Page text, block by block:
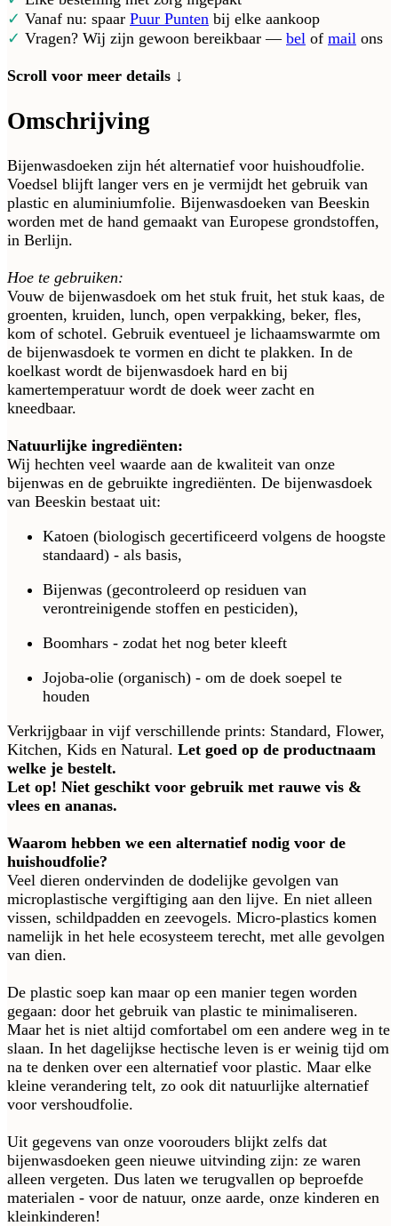
✓ Vanaf nu: spaar Puur Punten bij elke aankoop
✓ Vragen? Wij zijn gewoon bereikbaar — bel of mail ons
Scroll voor meer details ↓
Omschrijving
Bijenwasdoeken zijn hét alternatief voor huishoudfolie.
Voedsel blijft langer vers en je vermijdt het gebruik van
plastic en aluminiumfolie. Bijenwasdoeken van Beeskin
worden met de hand gemaakt van Europese grondstoffen,
in Berlijn.
Hoe te gebruiken:
Vouw de bijenwasdoek om het stuk fruit, het stuk kaas, de
groenten, kruiden, lunch, open verpakking, beker, fles,
kom of schotel. Gebruik eventueel je lichaamswarmte om
de bijenwasdoek te vormen en dicht te plakken. In de
koelkast wordt de bijenwasdoek hard en bij
kamertemperatuur wordt de doek weer zacht en
kneedbaar.
Natuurlijke ingrediënten:
Wij hechten veel waarde aan de kwaliteit van onze
bijenwas en de gebruikte ingrediënten. De bijenwasdoek
van Beeskin bestaat uit:
Katoen (biologisch gecertificeerd volgens de hoogste
standaard) - als basis,
Bijenwas (gecontroleerd op residuen van
verontreinigende stoffen en pesticiden),
Boomhars - zodat het nog beter kleeft
Jojoba-olie (organisch) - om de doek soepel te
houden
Verkrijgbaar in vijf verschillende prints: Standard, Flower,
Kitchen, Kids en Natural. Let goed op de productnaam
welke je bestelt.
Let op! Niet geschikt voor gebruik met rauwe vis &
vlees en ananas.
Waarom hebben we een alternatief nodig voor de
huishoudfolie?
Veel dieren ondervinden de dodelijke gevolgen van
microplastische vergiftiging aan den lijve. En niet alleen
vissen, schildpadden en zeevogels. Micro-plastics komen
namelijk in het hele ecosysteem terecht, met alle gevolgen
van dien.
De plastic soep kan maar op een manier tegen worden
gegaan: door het gebruik van plastic te minimaliseren.
Maar het is niet altijd comfortabel om een andere weg in te
slaan. In het dagelijkse hectische leven is er weinig tijd om
na te denken over een alternatief voor plastic. Maar elke
kleine verandering telt, zo ook dit natuurlijke alternatief
voor vershoudfolie.
Uit gegevens van onze voorouders blijkt zelfs dat
bijenwasdoeken geen nieuwe uitvinding zijn: ze waren
alleen vergeten. Dus laten we terugvallen op beproefde
materialen - voor de natuur, onze aarde, onze kinderen en
kleinkinderen!